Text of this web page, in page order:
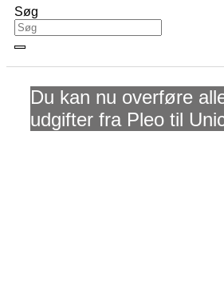
Søg
Du kan nu overføre
udgifter fra Pleo til